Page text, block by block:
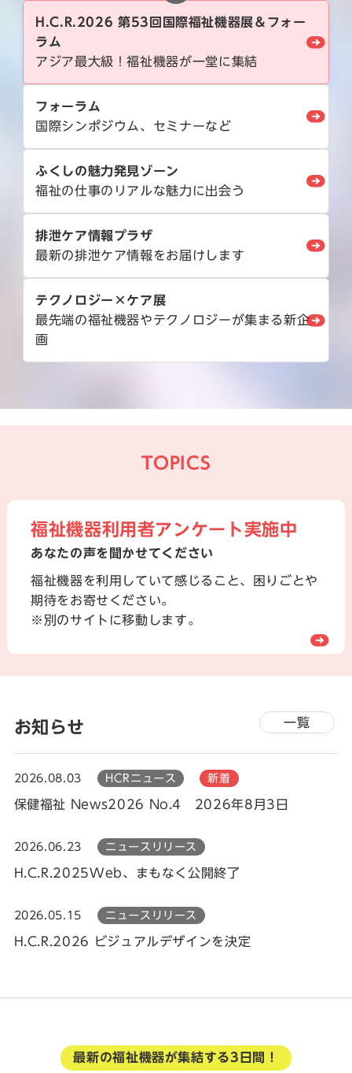
H.C.R.2026 第53回国際福祉機器展＆フォー
ラム
アジア最大級！福祉機器が一堂に集結
フォーラム
国際シンポジウム、セミナーなど
ふくしの魅力発見ゾーン
福祉の仕事のリアルな魅力に出会う
排泄ケア情報プラザ
最新の排泄ケア情報をお届けします
テクノロジー×ケア展
最先端の福祉機器やテクノロジーが集まる新企
画
TOPICS
福祉機器利用者アンケート実施中
あなたの声を聞かせてください
福祉機器を利用していて感じること、困りごとや
期待をお寄せください。
※別のサイトに移動します。
お知らせ 一覧
2026.08.03 HCRニュース 新着
保健福祉 News2026 No.4 2026年8月3日
2026.06.23 ニュースリリース
H.C.R.2025Web、まもなく公開終了
2026.05.15 ニュースリリース
H.C.R.2026 ビジュアルデザインを決定
最新の福祉機器が集結する3日間！